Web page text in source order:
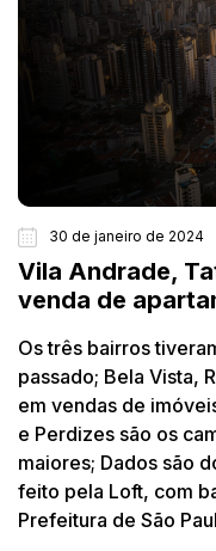
30 de janeiro de 2024
Vila Andrade,
venda de
Os três bairros
passado; Bela Vista,
em vendas de
e Perdizes são os
maiores; Dados são
feito pela Loft, com
Prefeitura de São